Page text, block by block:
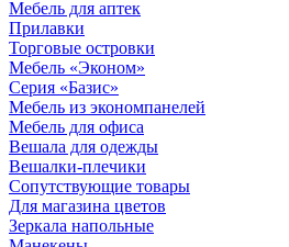
Мебель для аптек
Прилавки
Торговые островки
Мебель «Эконом»
Серия «Базис»
Мебель из экономпанелей
Мебель для офиса
Вешала для одежды
Вешалки-плечики
Сопутствующие товары
Для магазина цветов
Зеркала напольные